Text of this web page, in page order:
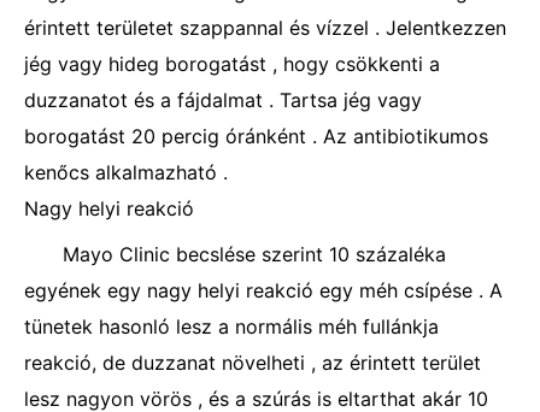
érintett területet szappannal és vízzel . Jelentkezzen
jég vagy hideg borogatást , hogy csökkenti a
duzzanatot és a fájdalmat . Tartsa jég vagy
borogatást 20 percig óránként . Az antibiotikumos
kenőcs alkalmazható .
Nagy helyi reakció
Mayo Clinic becslése szerint 10 százaléka
egyének egy nagy helyi reakció egy méh csípése . A
tünetek hasonló lesz a normális méh fullánkja
reakció, de duzzanat növelheti , az érintett terület
lesz nagyon vörös , és a szúrás is eltarthat akár 10